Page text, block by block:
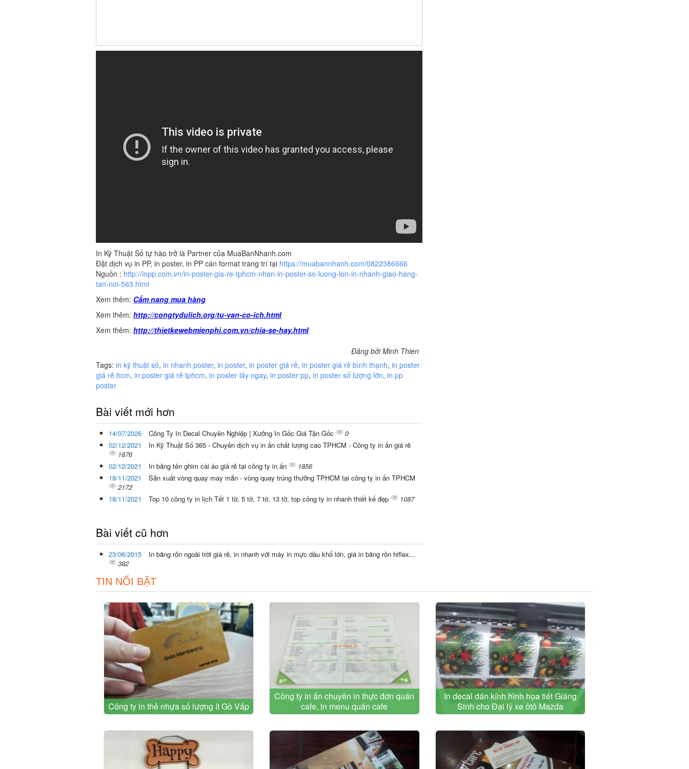
In Kỹ Thuật Số tự hào trở là Partner của MuaBanNhanh.com
Đặt dịch vụ in PP, in poster, in PP cán format trang trí tại https://muabannhanh.com/0822386666
Nguồn : http://inpp.com.vn/in-poster-gia-re-tphcm-nhan-in-poster-so-luong-lon-in-nhanh-giao-hang-
tan-noi-563.html
Xem thêm: Cẩm nang mua hàng
Xem thêm: http://congtydulich.org/tu-van-co-ich.html
Xem thêm: http://thietkewebmienphi.com.vn/chia-se-hay.html
Đăng bởi Minh Thien
Tags: in kỹ thuật số, in nhanh poster, in poster, in poster giá rẻ, in poster giá rẻ bình thạnh, in poster
giá rẻ hcm, in poster giá rẻ tphcm, in poster lấy ngay, in poster pp, in poster số lượng lớn, in pp
poster
Bài viết mới hơn
14/07/2026 Công Ty In Decal Chuyên Nghiệp | Xưởng In Gốc Giá Tận Gốc
0
02/12/2021
In Kỹ Thuật Số 365 - Chuyên dịch vụ in ấn chất lượng cao TPHCM - Công ty in ấn giá rẻ
1876
02/12/2021
In bảng tên ghim cài áo giá rẻ tại công ty in ấn
1856
18/11/2021
Sản xuất vòng quay may mắn - vòng quay trúng thưởng TPHCM tại công ty in ấn TPHCM
2172
18/11/2021
Top 10 công ty in lịch Tết 1 tờ, 5 tờ, 7 tờ, 13 tờ, top công ty in nhanh thiết kế đẹp 1087
Bài viết cũ hơn
23/06/2015
In băng rôn ngoài trời giá rẻ, in nhanh với máy in mực dầu khổ lớn, giá in băng rôn hiflex...
382
TIN NỔI BẬT
Công ty in thẻ nhựa số lượng ít Gò Vấp
Công ty in ấn chuyên in thực đơn quán
cafe, in menu quán cafe
In decal dán kính hình họa tiết Giáng
Sinh cho Đại lý xe ôtô Mazda